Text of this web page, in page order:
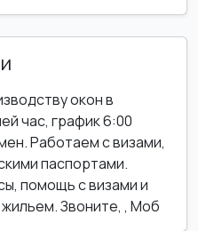
окон в
час, график 6:00
Работаем с визами,
паспортами.
помощь с визами и
Звоните, , Моб